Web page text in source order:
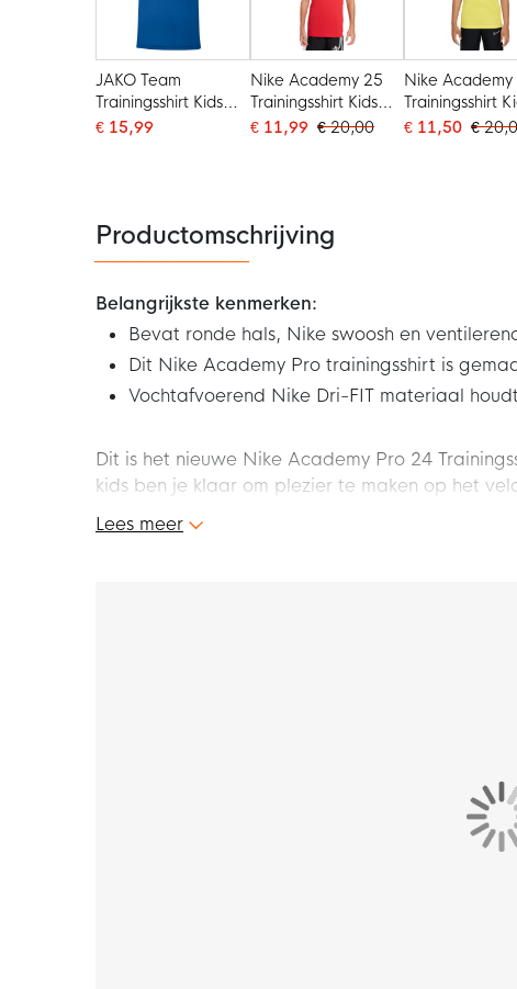
JAKO Team
Trainingsshirt Kids
Blauw
€ 15,99
Nike Academy 25
Trainingsshirt Kids
Rood Zwart Wit
€ 11,99 € 20,00
Nike Academy
Trainingsshirt
Geel Zwart
€ 11,50 €
Productomschrijving
Belangrijkste kenmerken:
Bevat ronde hals, Nike swoosh en
Dit Nike Academy Pro trainingsshirt is
Vochtafvoerend Nike Dri-FIT materiaal
Dit is het nieuwe Nike Academy Pro 24
kids ben je klaar om plezier te maken op het
gemaakt voor de sterren van de toekomst.
Academy Pro 24 Trainingsshirt voor kids!
Het Nike trainingsshirt voor kids is gemaakt
Lees meer